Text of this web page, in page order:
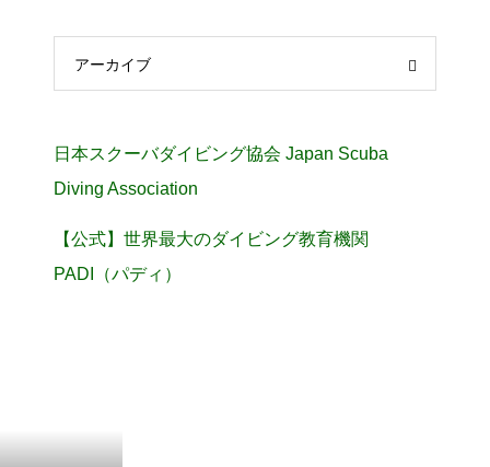
アーカイブ
日本スクーバダイビング協会 Japan Scuba
Diving Association
【公式】世界最大のダイビング教育機関
PADI（パディ）